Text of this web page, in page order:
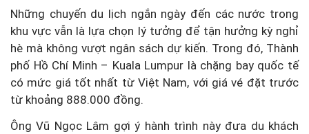
Những chuyến du lịch ngắn ngày đến các nước trong
khu vực vẫn là lựa chọn lý tưởng để tận hưởng kỳ nghỉ
hè mà không vượt ngân sách dự kiến. Trong đó, Thành
phố Hồ Chí Minh – Kuala Lumpur là chặng bay quốc tế
có mức giá tốt nhất từ Việt Nam, với giá vé đặt trước
từ khoảng 888.000 đồng.
Ông Vũ Ngọc Lâm gợi ý hành trình này đưa du khách